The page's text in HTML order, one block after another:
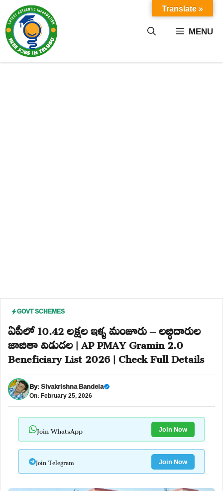
content MENU
GOVT SCHEMES
ఏపీలో 10.42 లక్షల ఇళ్ళ మంజూరు – లబ్ధిదారుల
జాబితా విడుదల | AP PMAY Gramin 2.0
Beneficiary List 2026 | Check Full Details
By:Sivakrishna Bandela
On: February 25, 2026
Join WhatsApp Join Now
Join Telegram Join Now
Translate »